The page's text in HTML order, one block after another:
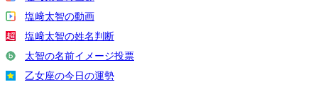
塩﨑太智の動画
塩﨑太智の姓名判断
太智の名前イメージ投票
乙女座の今日の運勢